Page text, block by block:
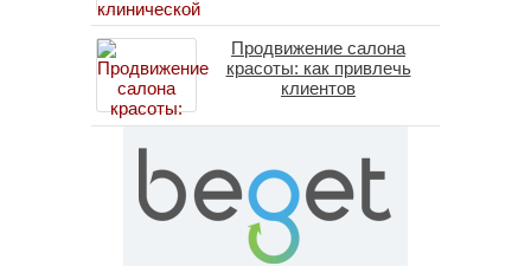
специалистов в 2026 году
Продвижение салона
красоты: как привлечь
клиентов